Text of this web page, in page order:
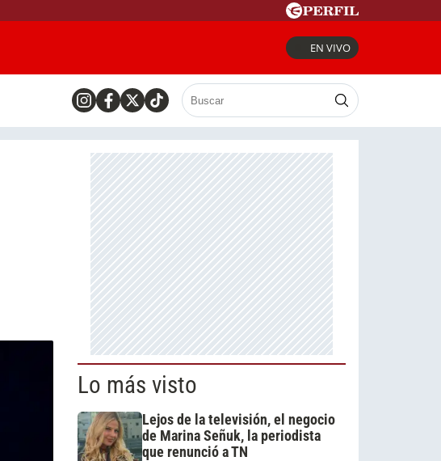
EN VIVO
Lo más visto
Lejos de la televisión, el negocio
de Marina Señuk, la periodista
que renunció a TN